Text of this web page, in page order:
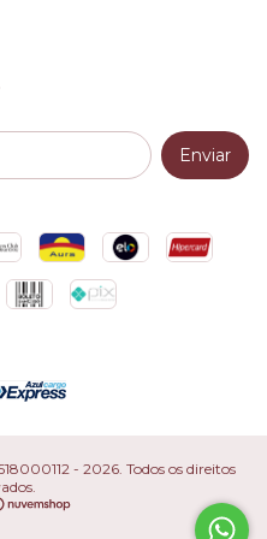
- 2026. Todos os direitos